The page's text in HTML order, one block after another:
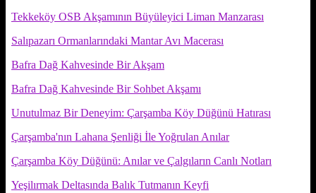
Tekkeköy OSB Akşamının Büyüleyici Liman Manzarası
Salıpazarı Ormanlarındaki Mantar Avı Macerası
Bafra Dağ Kahvesinde Bir Akşam
Bafra Dağ Kahvesinde Bir Sohbet Akşamı
Unutulmaz Bir Deneyim: Çarşamba Köy Düğünü Hatırası
Çarşamba'nın Lahana Şenliği İle Yoğrulan Anılar
Çarşamba Köy Düğünü: Anılar ve Çalgıların Canlı Notları
Yeşilırmak Deltasında Balık Tutmanın Keyfi